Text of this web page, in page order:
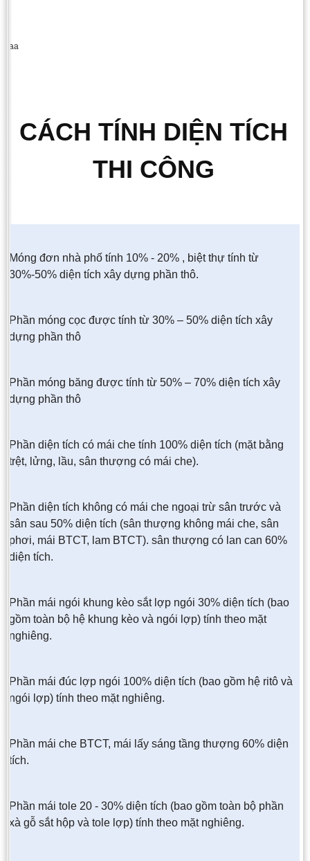
aa
CÁCH TÍNH DIỆN TÍCH
THI CÔNG
Móng đơn nhà phố tính 10% - 20% , biệt thự tính từ
30%-50% diện tích xây dựng phần thô.
Phần móng cọc được tính từ 30% – 50% diện tích xây
dựng phần thô
Phần móng băng được tính từ 50% – 70% diện tích xây
dựng phần thô
Phần diện tích có mái che tính 100% diện tích (mặt bằng
trệt, lửng, lầu, sân thượng có mái che).
Phần diện tích không có mái che ngoại trừ sân trước và
sân sau 50% diện tích (sân thượng không mái che, sân
phơi, mái BTCT, lam BTCT). sân thượng có lan can 60%
diện tích.
Phần mái ngói khung kèo sắt lợp ngói 30% diện tích (bao
gồm toàn bộ hệ khung kèo và ngói lợp) tính theo mặt
nghiêng.
Phần mái đúc lợp ngói 100% diện tích (bao gồm hệ ritô và
ngói lợp) tính theo mặt nghiêng.
Phần mái che BTCT, mái lấy sáng tầng thượng 60% diện
tích.
Phần mái tole 20 - 30% diện tích (bao gồm toàn bộ phần
xà gỗ sắt hộp và tole lợp) tính theo mặt nghiêng.